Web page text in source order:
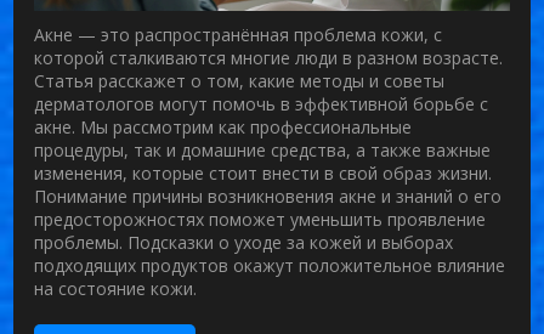
Акне — это распространённая проблема кожи, с
которой сталкиваются многие люди в разном возрасте.
Статья расскажет о том, какие методы и советы
дерматологов могут помочь в эффективной борьбе с
акне. Мы рассмотрим как профессиональные
процедуры, так и домашние средства, а также важные
изменения, которые стоит внести в свой образ жизни.
Понимание причины возникновения акне и знаний о его
предосторожностях поможет уменьшить проявление
проблемы. Подсказки о уходе за кожей и выборах
подходящих продуктов окажут положительное влияние
на состояние кожи.